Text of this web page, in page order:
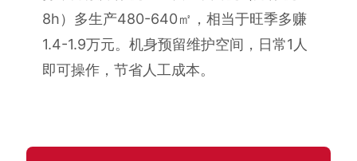
8h）多生产480-640㎡，相当于旺季多赚
1.4-1.9万元。机身预留维护空间，日常1人
即可操作，节省人工成本。